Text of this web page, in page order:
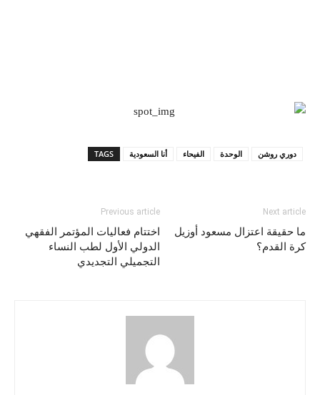
TAGS أنا السعودية الفيحاء الوحدة دوري روشن
Previous article
اختتام فعاليات المؤتمر الفقهي
الدولي الأول لطب النساء
التجميلي التجديدي
Next article
ما حقيقة اعتزال مسعود أوزيل
كرة القدم؟